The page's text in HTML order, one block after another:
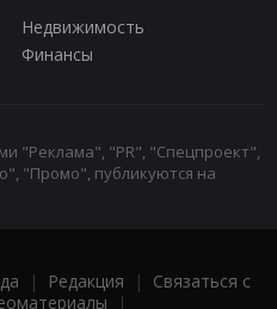
Недвижимость
Финансы
"Реклама", "PR", "Спецпроект",
"Промо", публикуются на
| Редакция | Связаться с
|